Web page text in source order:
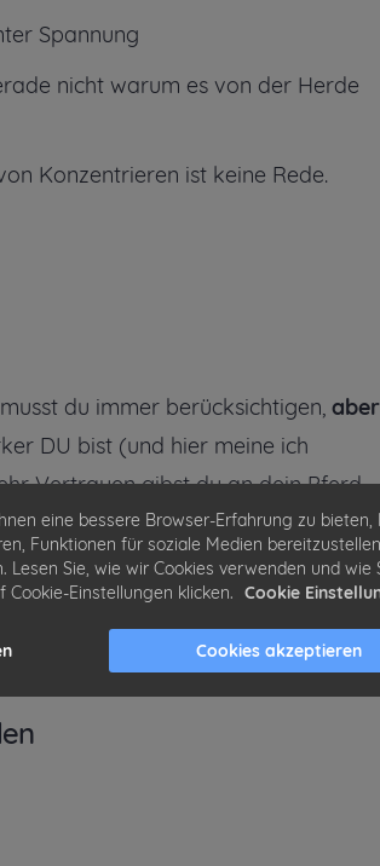
Spannung
nicht warum es von der Herde
Konzentrieren ist keine Rede.
du immer berücksichtigen,
DU bist (und hier meine ich
Vertrauen gibst du an dein Pferd
gerade schwach sind tut sich
kann.
eine bessere Browser-Erfahrung zu bieten,
Funktionen für soziale Medien
Lesen Sie, wie wir Cookies verwenden und wie
Einstellungen klicken. Cookie
Cookies akzeptieren